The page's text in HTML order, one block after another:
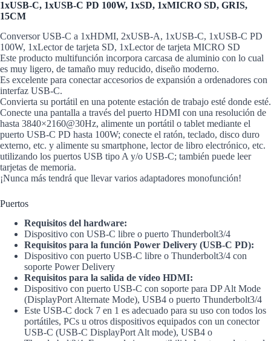
1xUSB-C, 1xUSB-C PD 100W, 1xSD, 1xMICRO SD, GRIS,
15CM
Conversor USB-C a 1xHDMI, 2xUSB-A, 1xUSB-C, 1xUSB-C PD
100W, 1xLector de tarjeta SD, 1xLector de tarjeta MICRO SD
Este producto multifunción incorpora carcasa de aluminio con lo cual
es muy ligero, de tamaño muy reducido, diseño moderno.
Es excelente para conectar accesorios de expansión a ordenadores con
interfaz USB-C.
Convierta su portátil en una potente estación de trabajo esté donde esté.
Conecte una pantalla a través del puerto HDMI con una resolución de
hasta 3840×2160@30Hz, alimente un portátil o tablet mediante el
puerto USB-C PD hasta 100W; conecte el ratón, teclado, disco duro
externo, etc. y alimente su smartphone, lector de libro electrónico, etc.
utilizando los puertos USB tipo A y/o USB-C; también puede leer
tarjetas de memoria.
¡Nunca más tendrá que llevar varios adaptadores monofunción!
Puertos
Requisitos del hardware:
Dispositivo con USB-C libre o puerto Thunderbolt3/4
Requisitos para la función Power Delivery (USB-C PD):
Dispositivo con puerto USB-C libre o Thunderbolt3/4 con
soporte Power Delivery
Requisitos para la salida de vídeo HDMI:
Dispositivo con puerto USB-C con soporte para DP Alt Mode
(DisplayPort Alternate Mode), USB4 o puerto Thunderbolt3/4
Este USB-C dock 7 en 1 es adecuado para su uso con todos los
portátiles, PCs u otros dispositivos equipados con un conector
USB-C (USB-C DisplayPort Alt mode), USB4 o